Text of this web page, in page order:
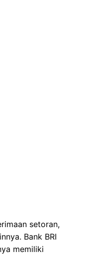
setoran,
Bank BRI
memiliki